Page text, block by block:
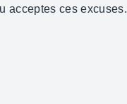
acceptes ces excuses.